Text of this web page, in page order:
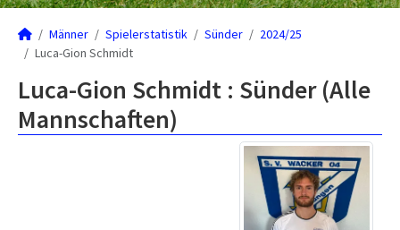
Männer Spielerstatistik Sünder
2024/25
Luca-Gion Schmidt
Luca-Gion Schmidt : Sünder (Alle
Mannschaften)